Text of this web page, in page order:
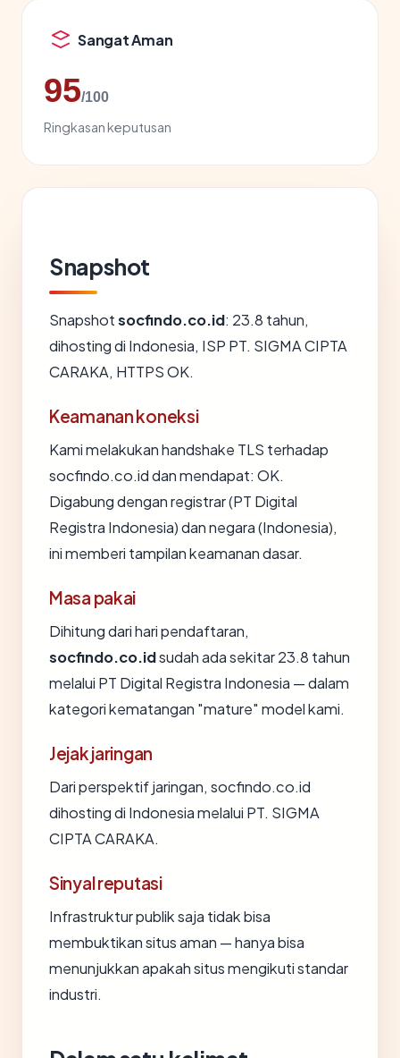
Sangat Aman
95/100
Ringkasan keputusan
Snapshot
Snapshotsocfindo.co.id: 23.8 tahun,
dihosting di Indonesia, ISP PT. SIGMA CIPTA
CARAKA, HTTPS OK.
Keamanan koneksi
Kami melakukan handshake TLS terhadap
socfindo.co.id dan mendapat: OK.
Digabung dengan registrar (PT Digital
Registra Indonesia) dan negara (Indonesia),
ini memberi tampilan keamanan dasar.
Masa pakai
Dihitung dari hari pendaftaran,
socfindo.co.idsudah ada sekitar 23.8 tahun
melalui PT Digital Registra Indonesia — dalam
kategori kematangan "mature" model kami.
Jejak jaringan
Dari perspektif jaringan, socfindo.co.id
dihosting di Indonesia melalui PT. SIGMA
CIPTA CARAKA.
Sinyal reputasi
Infrastruktur publik saja tidak bisa
membuktikan situs aman — hanya bisa
menunjukkan apakah situs mengikuti standar
industri.